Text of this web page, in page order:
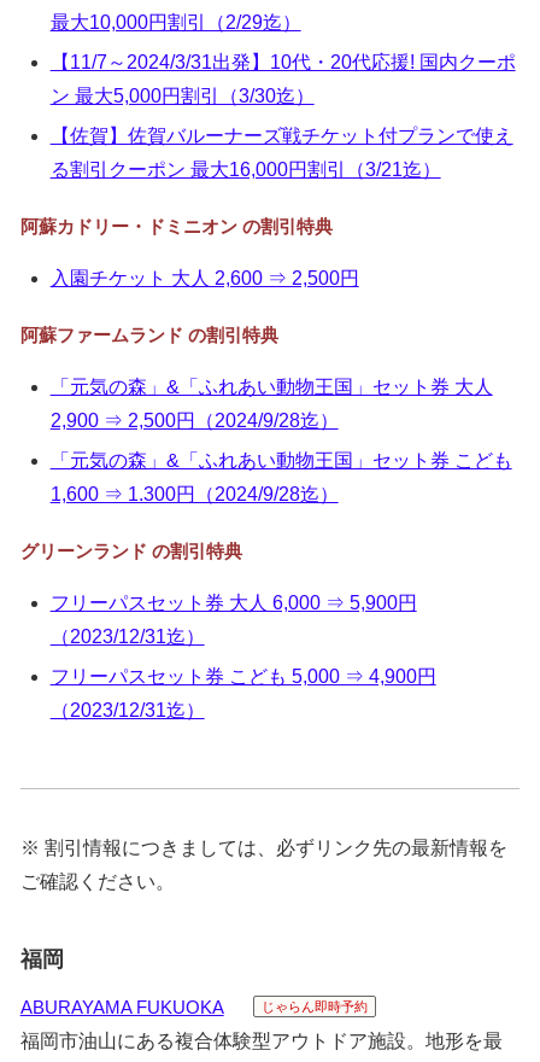
最大10,000円割引（2/29迄）
【11/7～2024/3/31出発】10代・20代応援! 国内クーポ
ン 最大5,000円割引（3/30迄）
【佐賀】佐賀バルーナーズ戦チケット付プランで使え
る割引クーポン 最大16,000円割引（3/21迄）
阿蘇カドリー・ドミニオン の割引特典
入園チケット 大人 2,600 ⇒ 2,500円
阿蘇ファームランド の割引特典
「元気の森」&「ふれあい動物王国」セット券 大人
2,900 ⇒ 2,500円（2024/9/28迄）
「元気の森」&「ふれあい動物王国」セット券 こども
1,600 ⇒ 1.300円（2024/9/28迄）
グリーンランド の割引特典
フリーパスセット券 大人 6,000 ⇒ 5,900円
（2023/12/31迄）
フリーパスセット券 こども 5,000 ⇒ 4,900円
（2023/12/31迄）
※ 割引情報につきましては、必ずリンク先の最新情報を
ご確認ください。
福岡
ABURAYAMA FUKUOKA じゃらん即時予約
福岡市油山にある複合体験型アウトドア施設。地形を最